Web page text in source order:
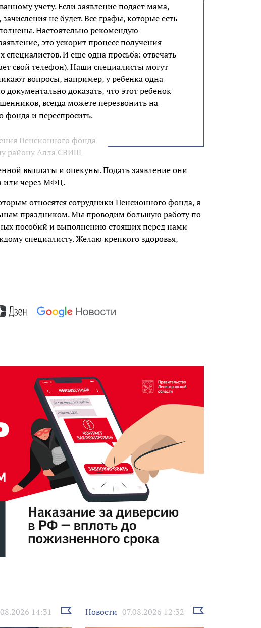
учету. Если заявление подает мама,
не будет. Все графы, которые есть
Настоятельно рекомендую
это ускорит процесс получения
И еще одна просьба: отвечать
свой телефон). Наши специалисты могут
вопросы, например, у ребенка одна
доказать, что этот ребенок
всегда можете перезвонить на
фонда и переспросить.
Пенсионного фонда
району Алла СВИЩ
выплаты и опекуны. Подать заявление они
или через МФЦ.
относятся сотрудники Пенсионного фонда, я
праздником. Мы проводим большую работу по
пособий и выполнению стоящих перед нами
специалисту. Желаю крепкого здоровья,
14:31
Выбрать
новость
Новости 07.08.2026 12:32
Выбрать